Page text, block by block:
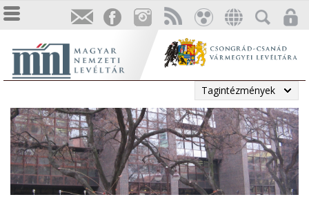
Tagintézmények